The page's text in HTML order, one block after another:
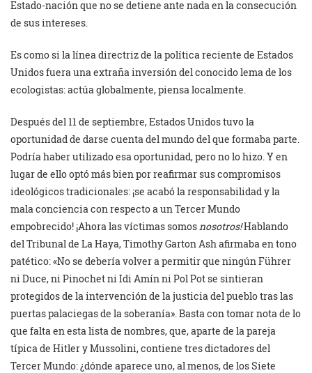
Estado-nación que no se detiene ante nada en la consecución
de sus intereses.
Es como si la línea directriz de la política reciente de Estados
Unidos fuera una extraña inversión del conocido lema de los
ecologistas: actúa globalmente, piensa localmente.
Después del 11 de septiembre, Estados Unidos tuvo la
oportunidad de darse cuenta del mundo del que formaba parte.
Podría haber utilizado esa oportunidad, pero no lo hizo. Y en
lugar de ello optó más bien por reafirmar sus compromisos
ideológicos tradicionales: ¡se acabó la responsabilidad y la
mala conciencia con respecto a un Tercer Mundo
empobrecido! ¡Ahora las víctimas somosnosotros!Hablando
del Tribunal de La Haya, Timothy Garton Ash afirmaba en tono
patético: «No se debería volver a permitir que ningún Führer
ni Duce, ni Pinochet ni Idi Amín ni Pol Pot se sintieran
protegidos de la intervención de la justicia del pueblo tras las
puertas palaciegas de la soberanía». Basta con tomar nota de lo
que falta en esta lista de nombres, que, aparte de la pareja
típica de Hitler y Mussolini, contiene tres dictadores del
Tercer Mundo: ¿dónde aparece uno, al menos, de los Siete